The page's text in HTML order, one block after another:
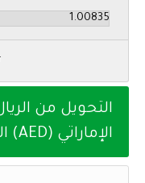
الإماراتي (AED) اليوم